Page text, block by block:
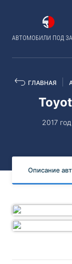
АВТОМОБИЛИ ПОД
ГЛАВНАЯ
2017 год
Описание